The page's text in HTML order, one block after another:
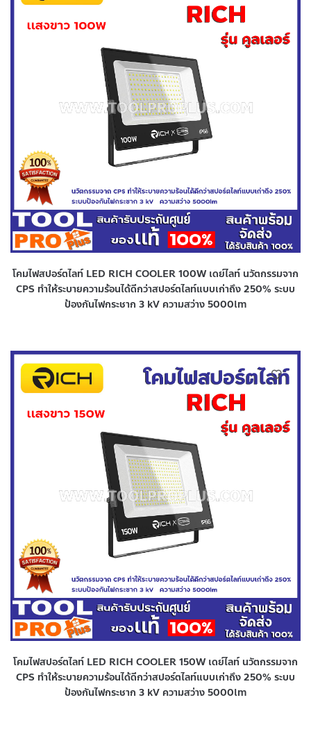
โคมไฟสปอร์ตไลท์ LED RICH COOLER 100W เดย์ไลท์ นวัตกรรมจาก
CPS ทำให้ระบายความร้อนได้ดีกว่าสปอร์ตไลท์แบบเก่าถึง 250% ระบบ
ป้องกันไฟกระชาก 3 kV ความสว่าง 5000lm
โคมไฟสปอร์ตไลท์ LED RICH COOLER 150W เดย์ไลท์ นวัตกรรมจาก
CPS ทำให้ระบายความร้อนได้ดีกว่าสปอร์ตไลท์แบบเก่าถึง 250% ระบบ
ป้องกันไฟกระชาก 3 kV ความสว่าง 5000lm